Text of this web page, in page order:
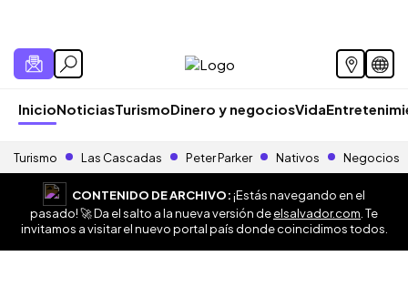
InicioNoticiasTurismoDinero y negociosVida
Turismo Las Cascadas Peter Parker Nativos Negocios
CONTENIDO DE ARCHIVO:¡Estás navegando en el
pasado! 🚀 Da el salto a la nueva versión deelsalvador.com . Te
invitamos a visitar el nuevo portal país donde coincidimos todos.